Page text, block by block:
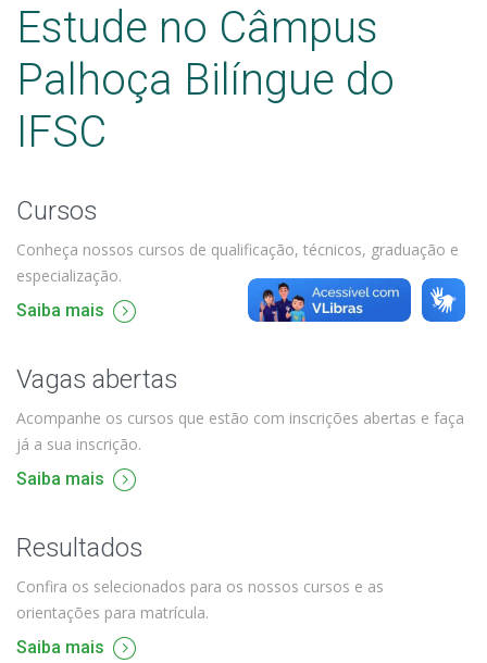
Estude no Câmpus
Palhoça Bilíngue do
IFSC
Cursos
Conheça nossos cursos de qualificação, técnicos, graduação e
especialização.
Saiba mais
Vagas abertas
Acompanhe os cursos que estão com inscrições abertas e faça
já a sua inscrição.
Saiba mais
Resultados
Confira os selecionados para os nossos cursos e as
orientações para matrícula.
Saiba mais